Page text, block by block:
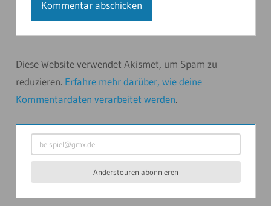
Diese Website verwendet Akismet, um Spam zu
reduzieren. Erfahre mehr darüber, wie deine
Kommentardaten verarbeitet werden.
beispiel@gmx.de
Anderstouren abonnieren